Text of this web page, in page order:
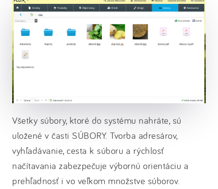
Všetky súbory, ktoré do systému nahráte, sú
uložené v časti SÚBORY. Tvorba adresárov,
vyhľadávanie, cesta k súboru a rýchlosť
načítavania zabezpečuje výbornú orientáciu a
prehľadnosť i vo veľkom množstve súborov.